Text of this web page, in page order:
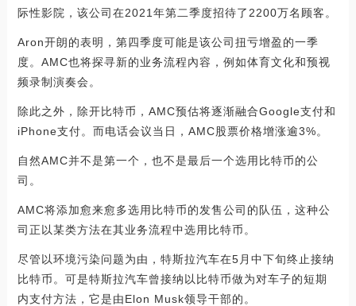
际性影院，该公司在2021年第二季度招待了2200万名顾客。
Aron开朗的表明，第四季度可能是该公司扭亏增盈的一季
度。AMC也将探寻新的业务流程內容，例如体育文化和预视
频录制演奏会。
除此之外，除开比特币，AMC预估将逐渐融合Google支付和
iPhone支付。而电话会议当日，AMC股票价格增涨逾3%。
自然AMC并不是第一个，也不是最后一个选用比特币的公
司。
AMC将添加愈来愈多选用比特币的发售公司的队伍，这种公
司正以某类方法在其业务流程中选用比特币。
尽管以环境污染问题为由，特斯拉汽车在5月中下旬终止接纳
比特币。可是特斯拉汽车曾接纳以比特币做为对车子的短期
内支付方法，它是由Elon Musk领导干部的。